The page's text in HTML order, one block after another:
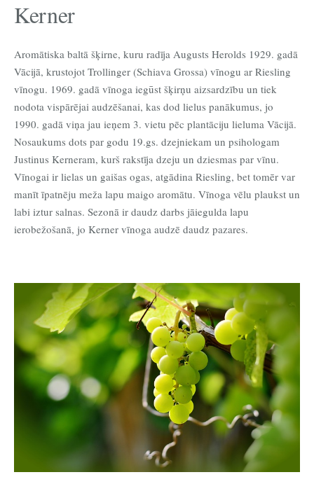
Kerner
Aromātiska baltā šķirne, kuru radīja Augusts Herolds 1929. gadā
Vācijā, krustojot Trollinger (Schiava Grossa) vīnogu ar Riesling
vīnogu. 1969. gadā vīnoga iegūst šķirņu aizsardzību un tiek
nodota vispārējai audzēšanai, kas dod lielus panākumus, jo
1990. gadā viņa jau ieņem 3. vietu pēc plantāciju lieluma Vācijā.
Nosaukums dots par godu 19.gs. dzejniekam un psihologam
Justinus Kerneram, kurš rakstīja dzeju un dziesmas par vīnu.
Vīnogai ir lielas un gaišas ogas, atgādina Riesling, bet tomēr var
manīt īpatnēju meža lapu maigo aromātu. Vīnoga vēlu plaukst un
labi iztur salnas. Sezonā ir daudz darbs jāiegulda lapu
ierobežošanā, jo Kerner vīnoga audzē daudz pazares.